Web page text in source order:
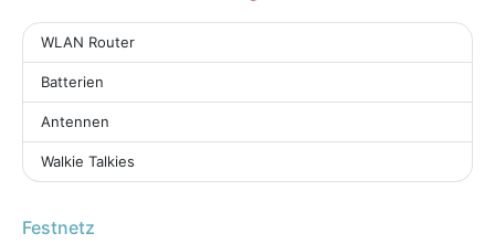
WLAN Router
Batterien
Antennen
Walkie Talkies
Festnetz